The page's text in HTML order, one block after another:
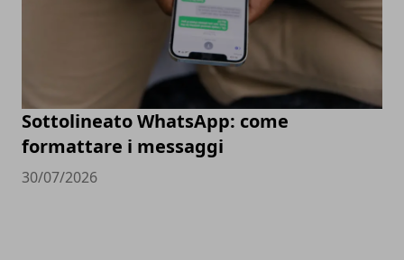
Sottolineato WhatsApp: come
formattare i messaggi
30/07/2026